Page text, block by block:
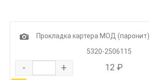
1
Прокладка картера МОД (паронит)
5320-2506115
- + 12 ₽